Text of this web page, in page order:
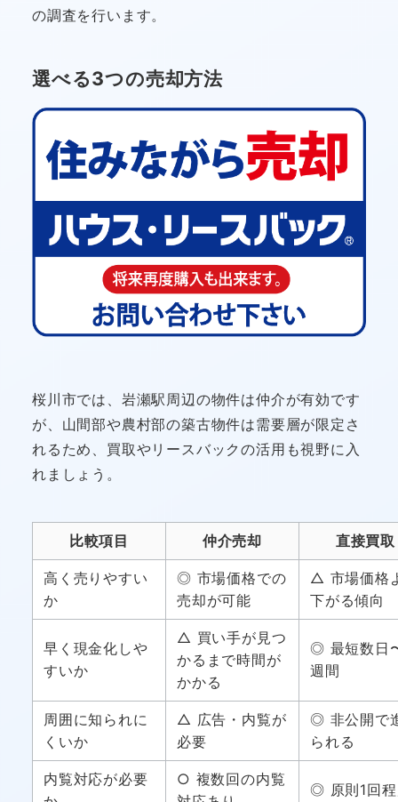
の調査を行います。
選べる3つの売却方法
桜川市では、岩瀬駅周辺の物件は仲介が有効です
が、山間部や農村部の築古物件は需要層が限定さ
れるため、買取やリースバックの活用も視野に入
れましょう。
比較項目 仲介売却 直接買取
高く売りやすい
か
◎ 市場価格での
売却が可能
△ 市場価格
下がる傾向
早く現金化しや
すいか
△ 買い手が見つ
かるまで時間が
かかる
◎ 最短数日
週間
周囲に知られに
くいか
△ 広告・内覧が
必要
◎ 非公開で
られる
内覧対応が必要
○ 複数回の内覧
◎ 原則1回